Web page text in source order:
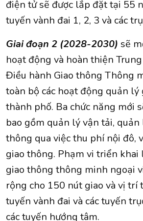
điện tử sẽ được lắp đặt tại 55
tuyến vành đai 1, 2, 3 và các
Giai đoạn 2 (2028-2030) sẽ
hoạt động và hoàn thiện
Điều hành Giao thông Thông
toàn bộ các hoạt động quản lý
thành phố. Ba chức năng mới
bao gồm quản lý vận tải, quản
thông qua việc thu phí nội đô,
giao thông. Phạm vi triển
giao thông thông minh ngoại
rộng cho 150 nút giao và vị trí
tuyến vành đai và các tuyến
các tuyến hướng tâm.